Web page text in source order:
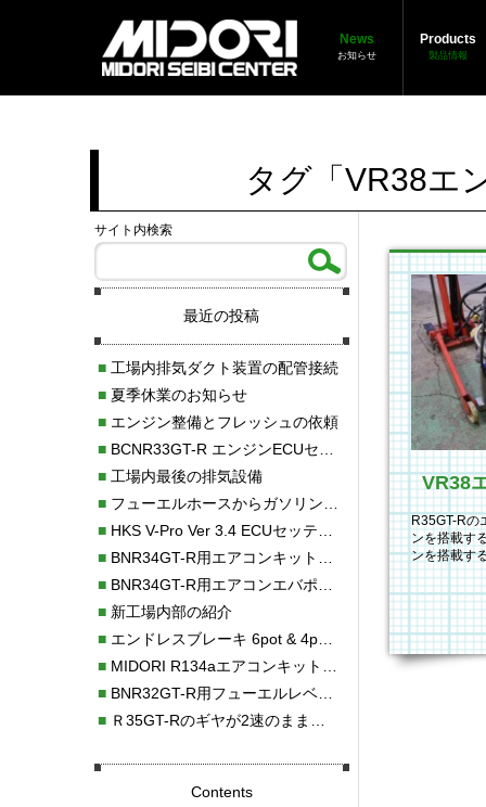
News
お知らせ
Products
製品情報
タグ「VR38エ
VR38
R35GT-Rの
ンを搭載す
ンを搭載す
浄します
サイト内検索
最近の投稿
■工場内排気ダクト装置の配管接続
■夏季休業のお知らせ
■エンジン整備とフレッシュの依頼
■BCNR33GT-R エンジンECUセッティング調整
■工場内最後の排気設備
■フューエルホースからガソリン漏れ
■HKS V-Pro Ver 3.4 ECUセッティング
■BNR34GT-R用エアコンキット新発売！！
■BNR34GT-R用エアコンエバポレーターを新発売！！
■新工場内部の紹介
■エンドレスブレーキ 6pot & 4potオーバーホール
■MIDORI R134aエアコンキットタイプⅡ取り付け
■BNR32GT-R用フューエルレベルセンサー新発売！！
■Ｒ35GT-Rのギヤが2速のまま変速しない！！
Contents